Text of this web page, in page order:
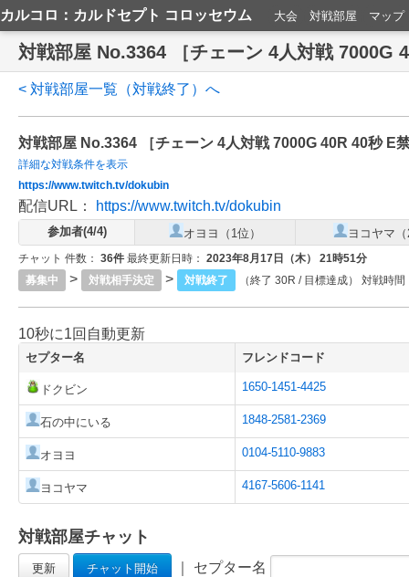
カルコロ：カルドセプト コロッセウム 大会 対戦部屋 マップ
対戦部屋 No.3364 ［チェーン 4人対戦 7000G
< 対戦部屋一覧（対戦終了）へ
対戦部屋 No.3364 ［チェーン 4人対戦 7000G 40R 40秒 E
詳細な対戦条件を表示
https://www.twitch.tv/dokubin
配信URL： https://www.twitch.tv/dokubin
参加者(4/4) オヨヨ（1位） ヨコヤマ
チャット 件数： 36件 最終更新日時： 2023年8月17日（木） 21時51分
募集中
> 対戦相手決定 > 対戦終了 （終了 30R / 目標達成） 対戦時
10秒に1回自動更新
ドクビン 1650-1451-4425
石の中にいる 1848-2581-2369
オヨヨ 0104-5110-9883
ヨコヤマ 4167-5606-1141
セプター名 フレンドコード
対戦部屋チャット
｜ セプター名